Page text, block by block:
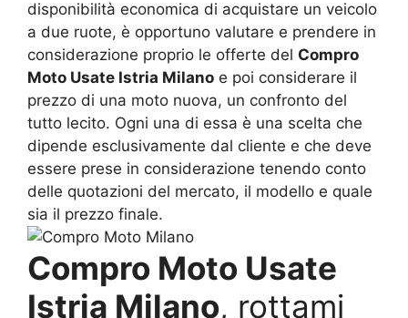
disponibilità economica di acquistare un veicolo
a due ruote, è opportuno valutare e prendere in
considerazione proprio le offerte del Compro
Moto Usate Istria Milano e poi considerare il
prezzo di una moto nuova, un confronto del
tutto lecito. Ogni una di essa è una scelta che
dipende esclusivamente dal cliente e che deve
essere prese in considerazione tenendo conto
delle quotazioni del mercato, il modello e quale
sia il prezzo finale.
Compro Moto Usate
Istria Milano, rottami